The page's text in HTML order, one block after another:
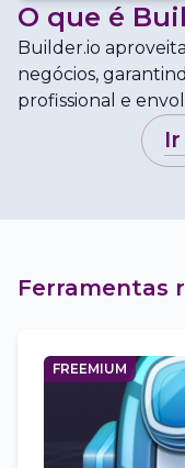
O que é
Builder.io
negócios,
profissional e
Ferramentas
FREEMIUM